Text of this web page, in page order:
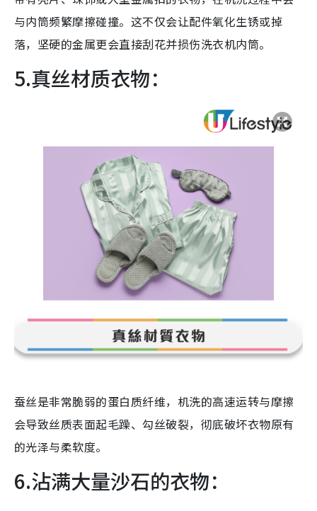
与内筒频繁摩擦碰撞。这不仅会让配件氧化生锈或掉
落，坚硬的金属更会直接刮花并损伤洗衣机内筒。
5.真丝材质衣物：
蚕丝是非常脆弱的蛋白质纤维，机洗的高速运转与摩擦
会导致丝质表面起毛躁、勾丝破裂，彻底破坏衣物原有
的光泽与柔软度。
6.沾满大量沙石的衣物：